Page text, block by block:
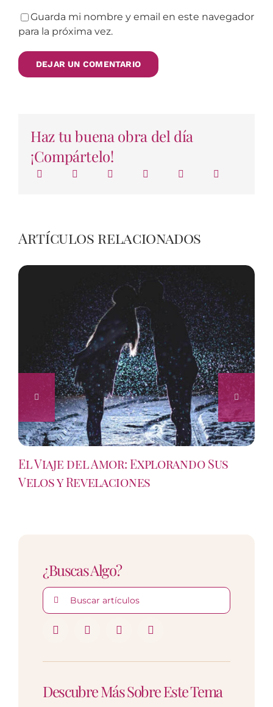
Guarda mi nombre y email en este navegador
para la próxima vez.
Haz tu buena obra del día
¡Compártelo!
Artículos relacionados
El Viaje del Amor: Explorando Sus
Velos y Revelaciones
¿Buscas Algo?
Buscar:
Descubre Más Sobre Este Tema